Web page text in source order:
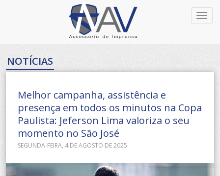
NOTÍCIAS
Melhor campanha, assistência e
presença em todos os minutos na Copa
Paulista: Jeferson Lima valoriza o seu
momento no São José
SEGUNDA-FEIRA, 4 DE AGOSTO DE 2025